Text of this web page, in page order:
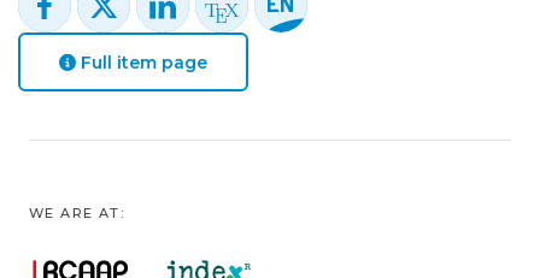
Full item page
WE ARE AT: